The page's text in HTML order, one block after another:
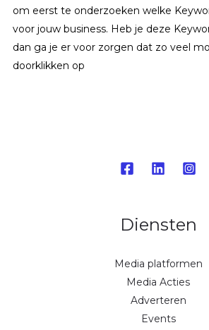
om eerst te onderzoeken welke
voor jouw business. Heb je deze
dan ga je er voor zorgen dat zo veel
doorklikken op
Diensten
Media platformen
Media Acties
Adverteren
Events